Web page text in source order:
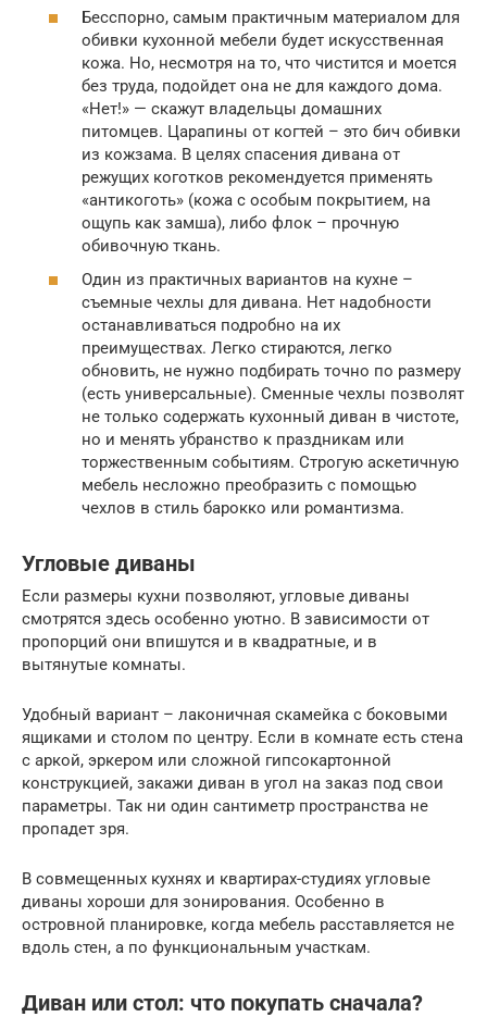
Бесспорно, самым практичным материалом для
обивки кухонной мебели будет искусственная
кожа. Но, несмотря на то, что чистится и моется
без труда, подойдет она не для каждого дома.
«Нет!» — скажут владельцы домашних
питомцев. Царапины от когтей – это бич обивки
из кожзама. В целях спасения дивана от
режущих коготков рекомендуется применять
«антикоготь» (кожа с особым покрытием, на
ощупь как замша), либо флок – прочную
обивочную ткань.
Один из практичных вариантов на кухне –
съемные чехлы для дивана. Нет надобности
останавливаться подробно на их
преимуществах. Легко стираются, легко
обновить, не нужно подбирать точно по размеру
(есть универсальные). Сменные чехлы позволят
не только содержать кухонный диван в чистоте,
но и менять убранство к праздникам или
торжественным событиям. Строгую аскетичную
мебель несложно преобразить с помощью
чехлов в стиль барокко или романтизма.
Угловые диваны
Если размеры кухни позволяют, угловые диваны
смотрятся здесь особенно уютно. В зависимости от
пропорций они впишутся и в квадратные, и в
вытянутые комнаты.
Удобный вариант – лаконичная скамейка с боковыми
ящиками и столом по центру. Если в комнате есть стена
с аркой, эркером или сложной гипсокартонной
конструкцией, закажи диван в угол на заказ под свои
параметры. Так ни один сантиметр пространства не
пропадет зря.
В совмещенных кухнях и квартирах-студиях угловые
диваны хороши для зонирования. Особенно в
островной планировке, когда мебель расставляется не
вдоль стен, а по функциональным участкам.
Диван или стол: что покупать сначала?